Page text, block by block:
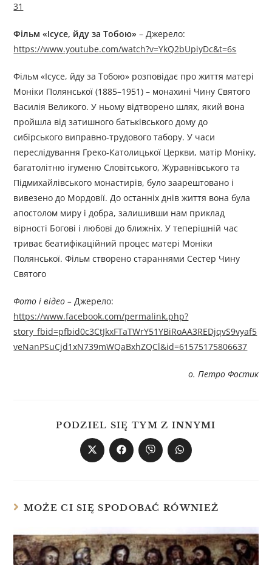
31
Фільм «Ісусе, йду за Тобою»– Джерелo:
https://www.youtube.com/watch?v=YkQ2bUpiyDc&t=6s
Фільм «Ісусе, йду за Тобою» розповідає про життя матері
Моніки Полянської (1885–1951) – монахині Чину Святого
Василія Великого. У ньому відтворено шлях, який вона
пройшла від затишного батьківського дому до
сибірського виправно-трудового табору. У часи
переслідування Греко-Католицької Церкви, матір Моніку,
багатолітню ігуменю Словітського, Журавнівського та
Підмихайлівського монастирів, було заарештовано і
вивезено до Мордовії. До останніх днів життя вона була
апостолом миру і добра, залишивши нам приклад
вірності Богові і любові до ближніх. У теперішній час
триває беатифікаційний процес матері Моніки
Полянської. Фільм створено стараннями Сестер Чину
Святого
Фото і відео – Джерелo:
https://www.facebook.com/permalink.php?
story_fbid=pfbid0c3CtJkxFTaTWrY51YBiRoAA3REDjqvS9vyaf5
veNanPSuCjd1xN739mWQaBxhZQCl&id=61575175806637
о. Петро Фостик
PODZIEL SIĘ TYM Z INNYMI
MOŻE CI SIĘ SPODOBAĆ RÓWNIEŻ